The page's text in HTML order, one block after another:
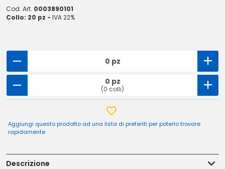
Cod. Art. 0003890101
Collo: 20 pz - IVA 22%
0 pz
0 pz
(0 colli)
Aggiungi questo prodotto ad una lista di preferiti per poterlo trovare
rapidamente
Descrizione